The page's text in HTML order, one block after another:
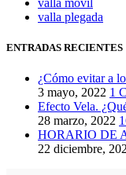
valla plegada
ENTRADAS RECIENTES
¿Cómo evitar a
3 mayo, 2022 1
Efecto Vela.
28 marzo, 2022
HORARIO DE
22 diciembre,